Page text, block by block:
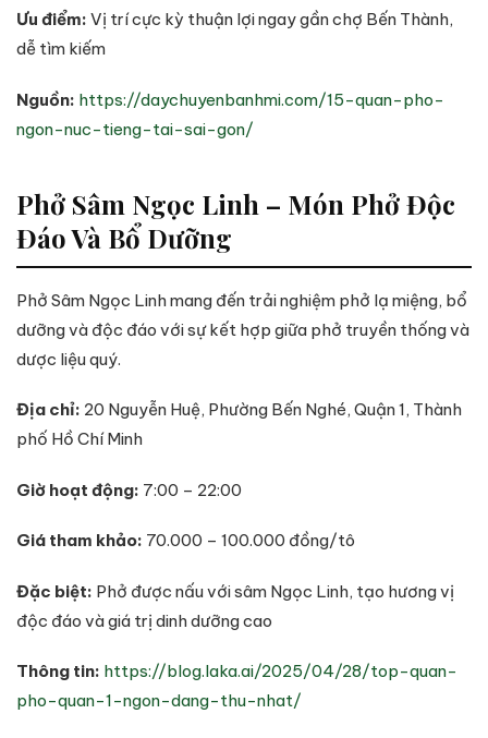
Ưu điểm: Vị trí cực kỳ thuận lợi ngay gần chợ Bến Thành,
dễ tìm kiếm
Nguồn: https://daychuyenbanhmi.com/15-quan-pho-
ngon-nuc-tieng-tai-sai-gon/
Phở Sâm Ngọc Linh – Món Phở Độc
Đáo Và Bổ Dưỡng
Phở Sâm Ngọc Linh mang đến trải nghiệm phở lạ miệng, bổ
dưỡng và độc đáo với sự kết hợp giữa phở truyền thống và
dược liệu quý.
Địa chỉ: 20 Nguyễn Huệ, Phường Bến Nghé, Quận 1, Thành
phố Hồ Chí Minh
Giờ hoạt động: 7:00 – 22:00
Giá tham khảo: 70.000 – 100.000 đồng/tô
Đặc biệt: Phở được nấu với sâm Ngọc Linh, tạo hương vị
độc đáo và giá trị dinh dưỡng cao
Thông tin: https://blog.laka.ai/2025/04/28/top-quan-
pho-quan-1-ngon-dang-thu-nhat/